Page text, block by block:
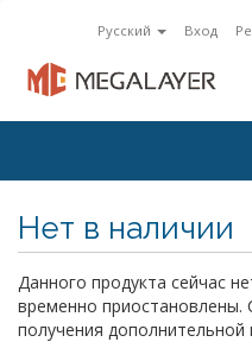
Русский Вход
Нет в наличии
Данного продукта сейчас
временно приостановлены.
получения